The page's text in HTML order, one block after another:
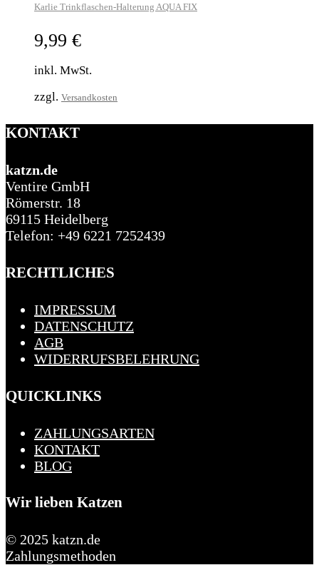
Karlie Trinkflaschen-Halterung AQUA FIX
9,99 €
inkl. MwSt.
zzgl. Versandkosten
KONTAKT
katzn.de
Ventire GmbH
Römerstr. 18
69115 Heidelberg
Telefon: +49 6221 7252439
RECHTLICHES
IMPRESSUM
DATENSCHUTZ
AGB
WIDERRUFSBELEHRUNG
QUICKLINKS
ZAHLUNGSARTEN
KONTAKT
BLOG
Wir lieben Katzen
© 2025 katzn.de
Zahlungsmethoden